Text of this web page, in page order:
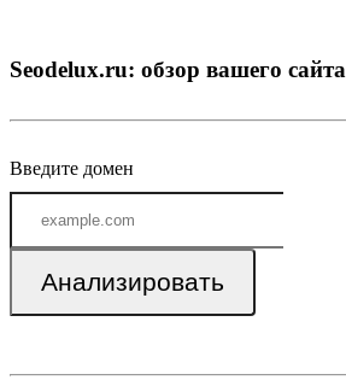
Seodelux.ru: обзор вашего сайта
Введите домен
Анализировать